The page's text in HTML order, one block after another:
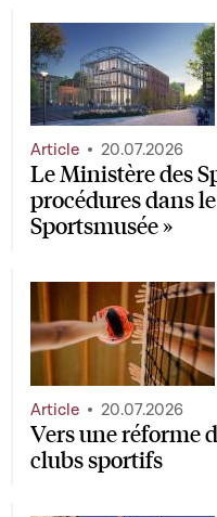
Le Ministère des
procédures dans
Sportsmusée »
Article 20.07.2026
Vers une réforme
clubs sportifs
Article 20.07.2026